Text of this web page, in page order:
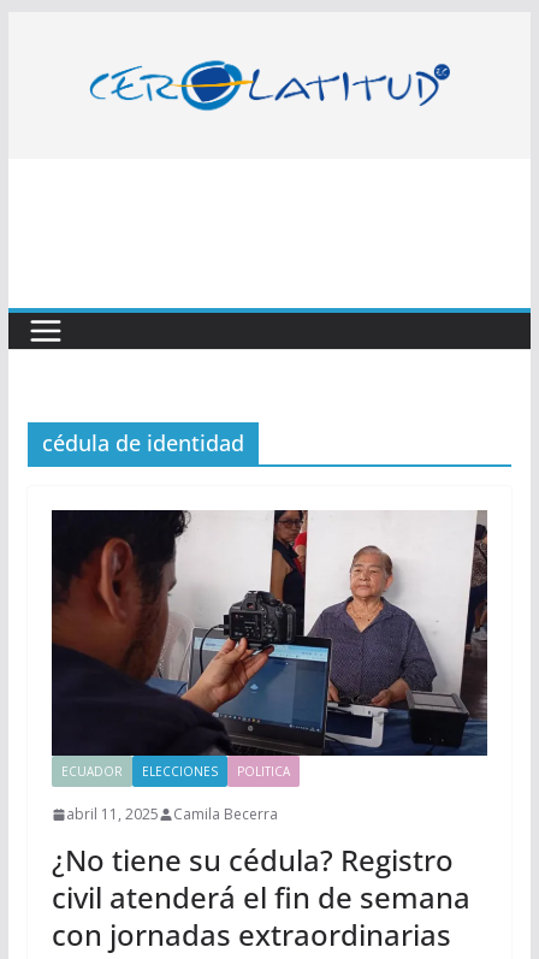
contenido
cédula de identidad
ECUADOR ELECCIONES POLITICA
abril 11, 2025 Camila Becerra
¿No tiene su cédula? Registro
civil atenderá el fin de semana
con jornadas extraordinarias